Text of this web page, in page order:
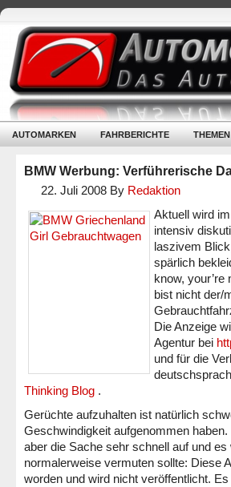
AUTOMARKEN FAHRBERICHTE THEMEN
BMW Werbung: Verführerische
22. Juli 2008 By Redaktion
Aktuell wird
intensiv
laszivem
spärlich
know, your’re
bist nicht der/
Die Anzeige
Agentur bei
und für die
Thinking Blog .
Gerüchte aufzuhalten ist natürlich
Geschwindigkeit aufgenommen
aber die Sache sehr schnell auf und
normalerweise vermuten sollte: Diese
worden und wird nicht veröffentlicht.